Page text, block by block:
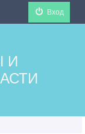
Вход
И